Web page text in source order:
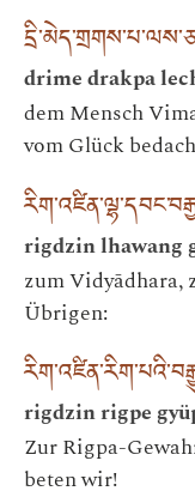
drime drakpa
dem Mensch
vom Glück
rigdzin lhawang
zum Vidyādhara,
Übrigen:
rigdzin rigpe
Zur Rigpa-
beten wir!